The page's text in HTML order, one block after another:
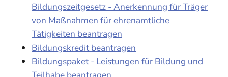
Bildungszeitgesetz - Anerkennung für Träger
von Maßnahmen für ehrenamtliche
Tätigkeiten beantragen
Bildungskredit beantragen
Bildungspaket - Leistungen für Bildung und